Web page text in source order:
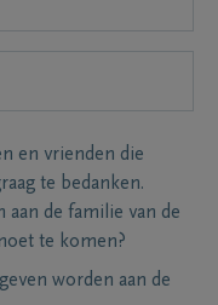
en vrienden die
te bedanken.
aan de familie van de
te komen?
worden aan de